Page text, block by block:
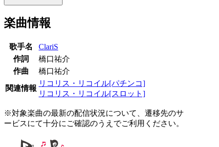
楽曲情報
歌手名
ClariS
作詞
橋口祐介
作曲
橋口祐介
関連情報
リコリス・リコイル[パチンコ]
リコリス・リコイル[スロット]
※対象楽曲の最新の配信状況について、遷移先のサ
ービスにて十分にご確認のうえでご利用ください。